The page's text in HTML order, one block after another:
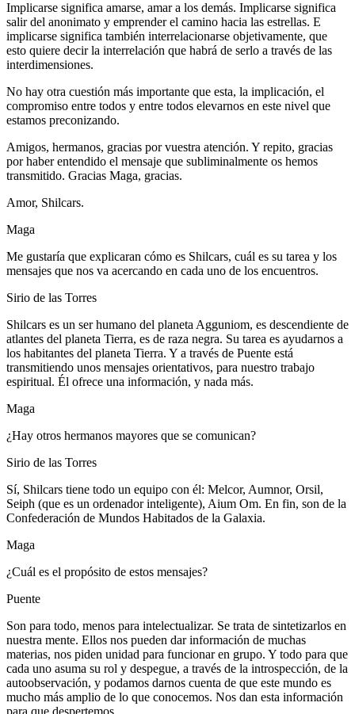
Implicarse significa amarse, amar a los demás. Implicarse significa
salir del anonimato y emprender el camino hacia las estrellas. E
implicarse significa también interrelacionarse objetivamente, que
esto quiere decir la interrelación que habrá de serlo a través de las
interdimensiones.
No hay otra cuestión más importante que esta, la implicación, el
compromiso entre todos y entre todos elevarnos en este nivel que
estamos preconizando.
Amigos, hermanos, gracias por vuestra atención. Y repito, gracias
por haber entendido el mensaje que subliminalmente os hemos
transmitido. Gracias Maga, gracias.
Amor, Shilcars.
Maga
Me gustaría que explicaran cómo es Shilcars, cuál es su tarea y los
mensajes que nos va acercando en cada uno de los encuentros.
Sirio de las Torres
Shilcars es un ser humano del planeta Agguniom, es descendiente de
atlantes del planeta Tierra, es de raza negra. Su tarea es ayudarnos a
los habitantes del planeta Tierra. Y a través de Puente está
transmitiendo unos mensajes orientativos, para nuestro trabajo
espiritual. Él ofrece una información, y nada más.
Maga
¿Hay otros hermanos mayores que se comunican?
Sirio de las Torres
Sí, Shilcars tiene todo un equipo con él: Melcor, Aumnor, Orsil,
Seiph (que es un ordenador inteligente), Aium Om. En fin, son de la
Confederación de Mundos Habitados de la Galaxia.
Maga
¿Cuál es el propósito de estos mensajes?
Puente
Son para todo, menos para intelectualizar. Se trata de sintetizarlos en
nuestra mente. Ellos nos pueden dar información de muchas
materias, nos piden unidad para funcionar en grupo. Y todo para que
cada uno asuma su rol y despegue, a través de la introspección, de la
autoobservación, y podamos darnos cuenta de que este mundo es
mucho más amplio de lo que conocemos. Nos dan esta información